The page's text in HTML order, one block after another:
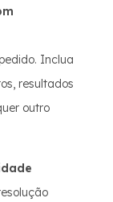
Inclua
resultados
outro